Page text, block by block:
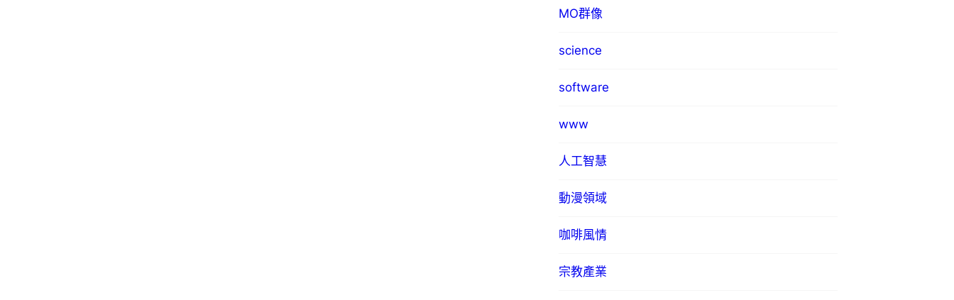
MO群像
science
software
www
人工智慧
動漫領域
咖啡風情
宗教產業